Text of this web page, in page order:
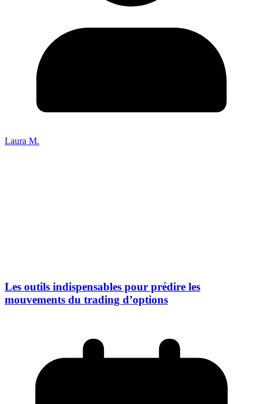
Laura M.
Les outils indispensables pour prédire les
mouvements du trading d’options